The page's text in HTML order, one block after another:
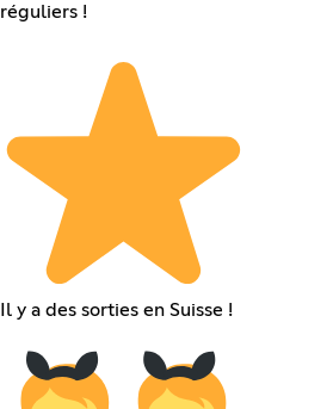
réguliers !
Il y a des sorties en Suisse !